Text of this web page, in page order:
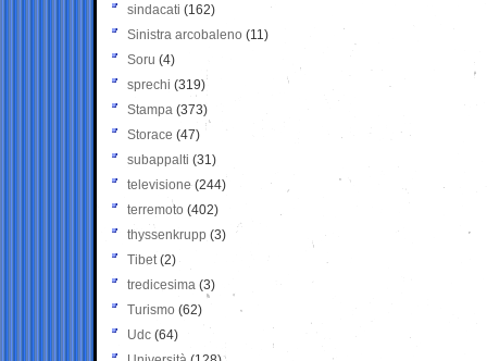
sindacati (162)
Sinistra arcobaleno (11)
Soru (4)
sprechi (319)
Stampa (373)
Storace (47)
subappalti (31)
televisione(244)
terremoto (402)
thyssenkrupp (3)
Tibet(2)
tredicesima (3)
Turismo (62)
Udc (64)